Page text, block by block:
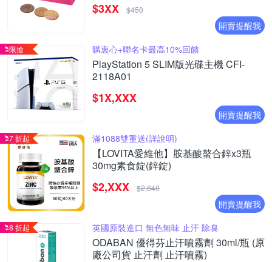
$3XX $450
開賣提醒我
限搶 購衷心+聯名卡最高10%回饋
PlayStation 5 SLIM版光碟主機 CFI-
2118A01
$1X,XXX
開賣提醒我
7 折起 滿1088雙重送(詳說明)
【LOVITA愛維他】胺基酸螯合鋅x3瓶
30mg素食錠(鋅錠)
$2,XXX $2,640
開賣提醒我
8 折起 英國原裝進口 無色無味 止汗 除臭
ODABAN 優得芬止汗噴霧劑 30ml/瓶 (原
廠公司貨 止汗劑 止汗噴霧)